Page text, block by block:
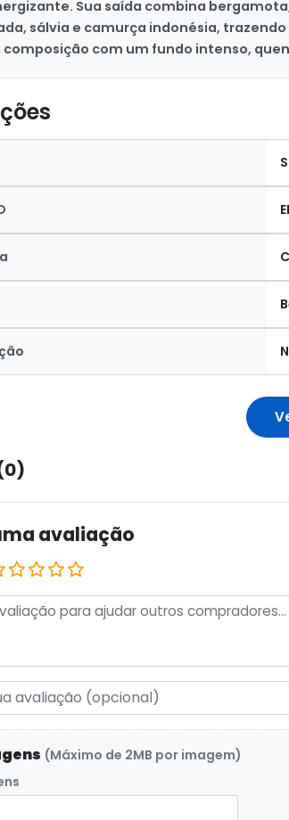
Sua saída combina
sálvia e camurça indonésia,
com um fundo intenso,
avaliação
(Máximo de 2MB por imagem)